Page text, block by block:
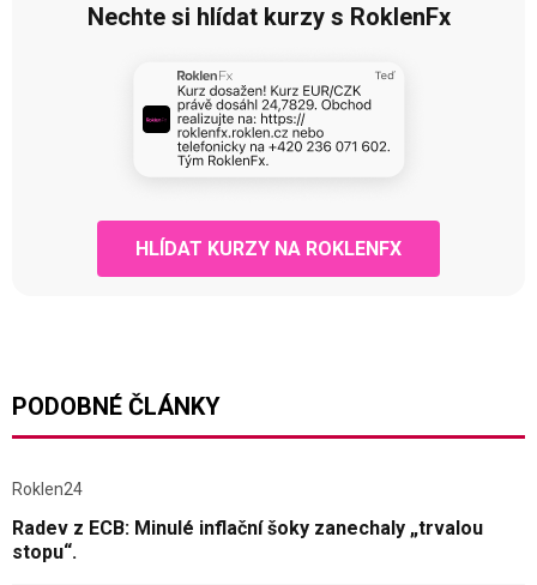
Nechte si hlídat kurzy s RoklenFx
HLÍDAT KURZY NA ROKLENFX
PODOBNÉ ČLÁNKY
Roklen24
Radev z ECB: Minulé inflační šoky zanechaly „trvalou
stopu“.